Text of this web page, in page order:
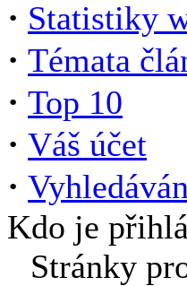
· Statistiky
· Témata
· Top 10
· Váš účet
·
Kdo je
Stránky